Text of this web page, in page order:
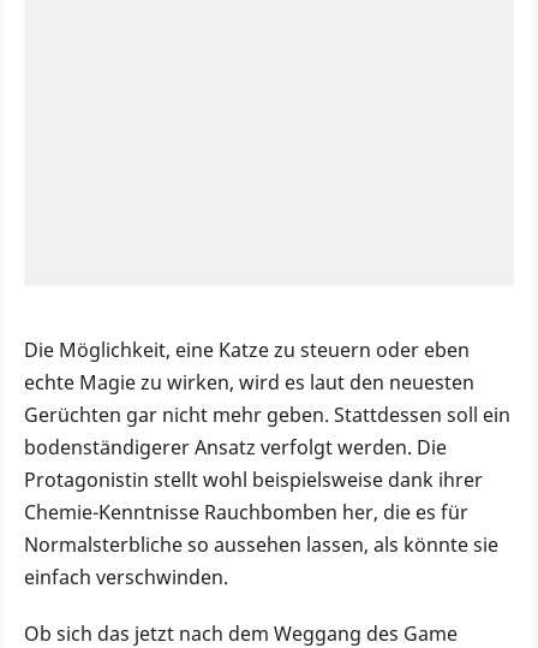
Die Möglichkeit, eine Katze zu steuern oder eben
echte Magie zu wirken, wird es laut den neuesten
Gerüchten gar nicht mehr geben. Stattdessen soll ein
bodenständigerer Ansatz verfolgt werden. Die
Protagonistin stellt wohl beispielsweise dank ihrer
Chemie-Kenntnisse Rauchbomben her, die es für
Normalsterbliche so aussehen lassen, als könnte sie
einfach verschwinden.
Ob sich das jetzt nach dem Weggang des Game